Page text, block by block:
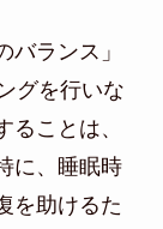
ランス」
グを行いな
ことは、
に、睡眠時
を助けるた